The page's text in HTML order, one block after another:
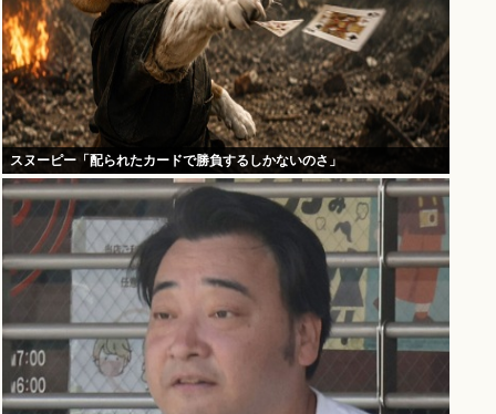
スヌーピー「配られたカードで勝負するしかないのさ」